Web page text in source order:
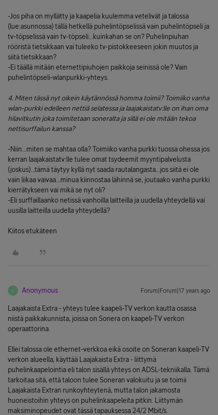
-Jos piha on myllätty ja kaapelia kuulemma vetelivät ja talossa
(lue:asunnossa) tällä hetkellä puhelintöpselissä vain puhelintöpseli ja
tv-töpselissä vain tv-töpseli...kuinkahan se on? Puhelinpiuhan
rööristä tietsikkaan vai tuleeko tv-pistokkeeseen jokin muutos ja
siitä tietsikkaan?
-Ei täällä mitään eternettipiuhojen paikkoja seinissä ole? Vain
puhelintöpseli-wlanpurkki-yhteys.
4. Miten tässä nyt oikein käytännössä homma toimii? Toimiiko vanha
wlan-purkki edelleen nettiä selatessa ja laajakaistatv:lle on ihan oma
hilavitkutin joka toimitetaan soneralta ja sillä ei ole mitään tekoa
nettisurffailun kanssa?
-Niin...miten se mahtaa olla? Toimiiko vanha purkki tuossa ohessa jos
kerran laajakaistatv:lle tulee omat tsydeemit myyntipalvelusta
(joskus)...tämä täytyy kyllä nyt saada rautalangasta...jos siitä ei ole
vain liikaa vaivaa...minua kiinnostaa lähinnä se, joutaako vanha purkki
kierrätykseen vai mikä se nyt oli?
-Eli surffaillaanko netissä vanhoilla laitteilla ja uudella yhteydellä vai
uusilla laitteilla uudella yhteydellä?
Kiitos etukäteen
A Anonymous Forum|Forum|17 years ago
Laajakaista Extra - yhteys tulee kaapeli-TV verkon kautta osassa
niistä paikkakunnista, joissa on Sonera on kaapeli-TV verkon
operaattorina.
Ellei talossa ole ethernet-verkkoa eikä osoite on Soneran kaapeli-TV
verkon alueella, käyttää Laajakaista Extra - liittymä
puhelinkaapelointia eli talon sisällä yhteys on ADSL-tekniikalla. Tämä
tarkoitaa sitä, että taloon tulee Soneran valokuitu ja se toimii
Laajakaista Extran runkoyhteytenä, mutta talon jakamosta
huoneistoihin yhteys on puhelinkaapeleita pitkin. Liittymän
maksiminopeudet ovat tässä tapauksessa 24/2 Mbit/s.